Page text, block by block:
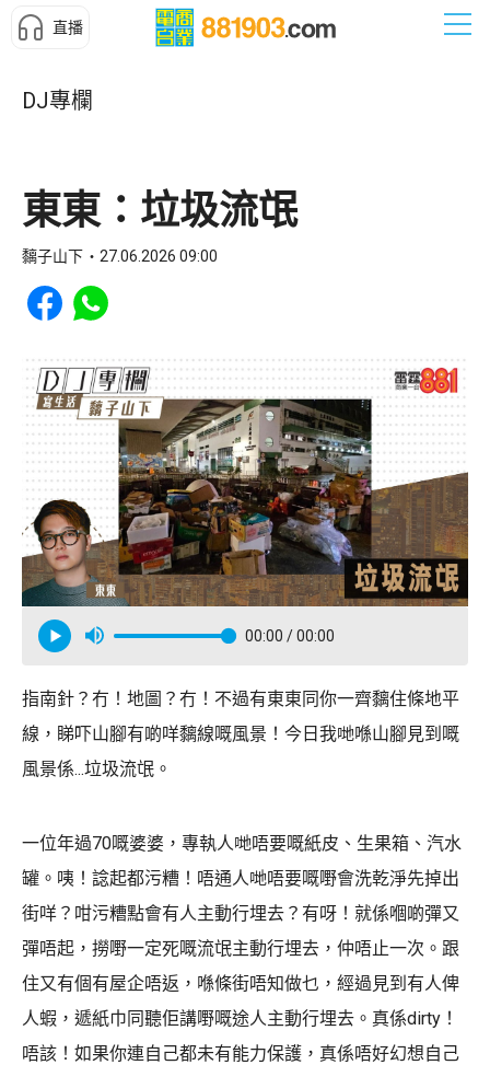
直播
DJ專欄
東東：垃圾流氓
黐子山下 27.06.2026 09:00
Share to Facebook
Share to WhatsApp
00:00 / 00:00
指南針？冇！地圖？冇！不過有東東同你一齊黐住條地平
線，睇吓山腳有啲咩黐線嘅風景！今日我哋喺山腳見到嘅
風景係...垃圾流氓。
一位年過70嘅婆婆，專執人哋唔要嘅紙皮、生果箱、汽水
罐。咦！諗起都污糟！唔通人哋唔要嘅嘢會洗乾淨先掉出
街咩？咁污糟點會有人主動行埋去？有呀！就係嗰啲彈又
彈唔起，撈嘢一定死嘅流氓主動行埋去，仲唔止一次。跟
住又有個有屋企唔返，喺條街唔知做乜，經過見到有人俾
人蝦，遞紙巾同聽佢講嘢嘅途人主動行埋去。真係dirty！
唔該！如果你連自己都未有能力保護，真係唔好幻想自己